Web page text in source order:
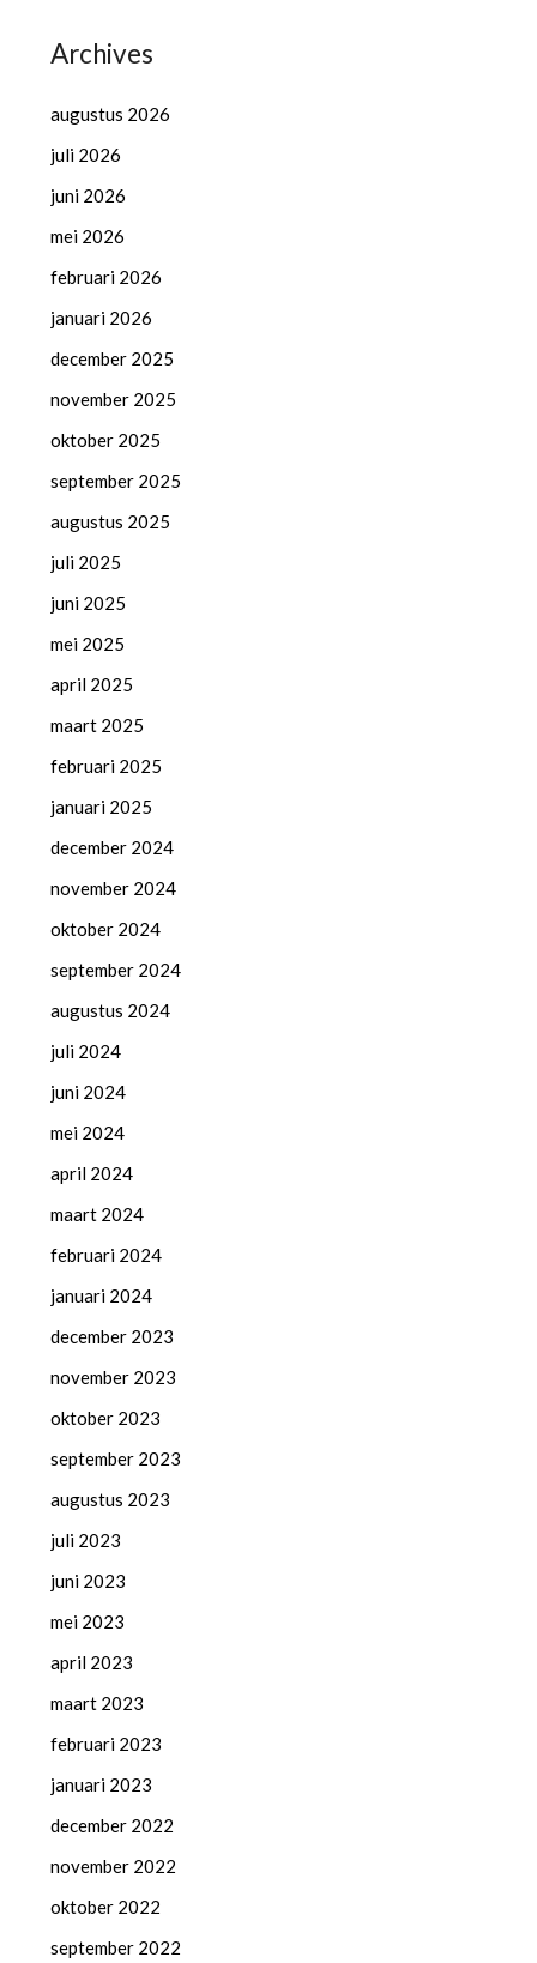
Archives
augustus 2026
juli 2026
juni 2026
mei 2026
februari 2026
januari 2026
december 2025
november 2025
oktober 2025
september 2025
augustus 2025
juli 2025
juni 2025
mei 2025
april 2025
maart 2025
februari 2025
januari 2025
december 2024
november 2024
oktober 2024
september 2024
augustus 2024
juli 2024
juni 2024
mei 2024
april 2024
maart 2024
februari 2024
januari 2024
december 2023
november 2023
oktober 2023
september 2023
augustus 2023
juli 2023
juni 2023
mei 2023
april 2023
maart 2023
februari 2023
januari 2023
december 2022
november 2022
oktober 2022
september 2022